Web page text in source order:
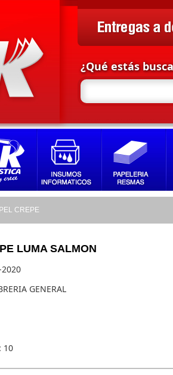
¿Qué estás
CREPE
LUMA SALMON
GENERAL
: 10